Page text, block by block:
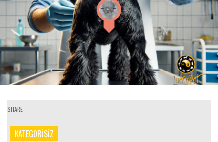
SHARE
KATEGORİSİZ